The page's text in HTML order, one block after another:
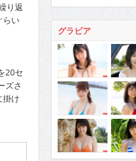
り返
らい
20セ
ズさ
掛け
グラビア